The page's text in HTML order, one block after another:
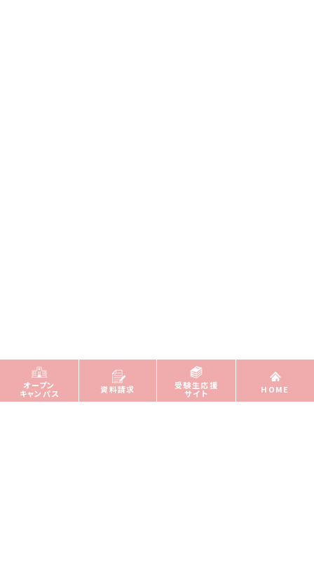
オープン
キャンパス 資料請求 受験生応援
サイト HOME